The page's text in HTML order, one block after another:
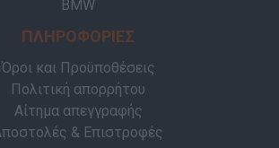
BMW
ΠΛΗΡΟΦΟΡΙΕΣ
Όροι και Προϋποθέσεις
Πολιτική απορρήτου
Αίτημα απεγγραφής
& Επιστροφές